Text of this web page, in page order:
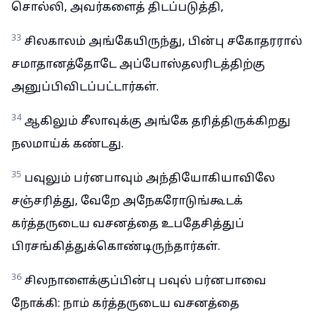
சொல்லி, அவர்களைத் திடப்படுத்தி,
33 சிலகாலம் அங்கேயிருந்து, பின்பு சகோதரரால்
சமாதானத்தோடே அப்போஸ்தலரிடத்திற்கு
அனுப்பிவிடப்பட்டார்கள்.
34 ஆகிலும் சீலாவுக்கு அங்கே தரித்திருக்கிறது
நலமாய்க் கண்டது.
35 பவுலும் பர்னபாவும் அந்தியோகியாவிலே
சஞ்சரித்து, வேறே அநேகரோடுங்கூடக்
கர்த்தருடைய வசனத்தை உபதேசித்துப்
பிரசங்கித்துக்கொண்டிருந்தார்கள்.
36 சிலநாளைக்குப்பின்பு பவுல் பர்னபாவை
நோக்கி: நாம் கர்த்தருடைய வசனத்தை